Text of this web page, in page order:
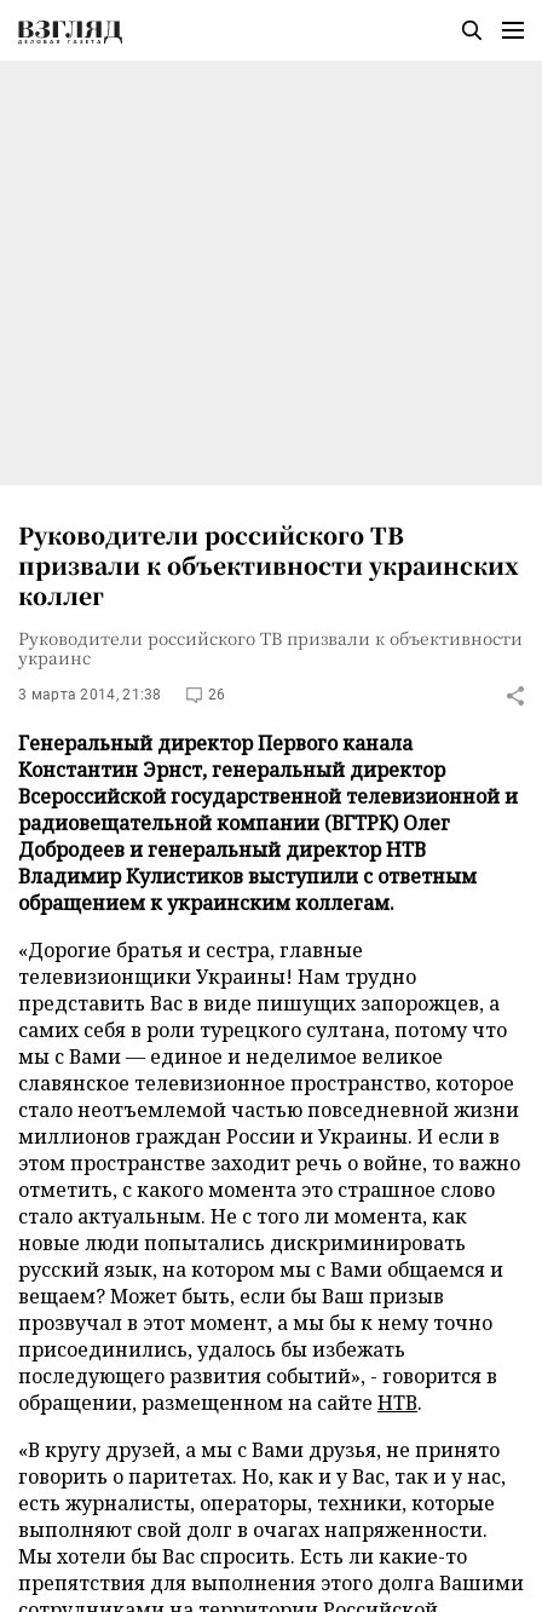
Руководители российского ТВ
призвали к объективности украинских
коллег
Руководители российского ТВ призвали к объективности
украинс
3 марта 2014, 21:38 26
Генеральный директор Первого канала
Константин Эрнст, генеральный директор
Всероссийской государственной телевизионной и
радиовещательной компании (ВГТРК) Олег
Добродеев и генеральный директор НТВ
Владимир Кулистиков выступили с ответным
обращением к украинским коллегам.
«Дорогие братья и сестра, главные
телевизионщики Украины! Нам трудно
представить Вас в виде пишущих запорожцев, а
самих себя в роли турецкого султана, потому что
мы с Вами — единое и неделимое великое
славянское телевизионное пространство, которое
стало неотъемлемой частью повседневной жизни
миллионов граждан России и Украины. И если в
этом пространстве заходит речь о войне, то важно
отметить, с какого момента это страшное слово
стало актуальным. Не с того ли момента, как
новые люди попытались дискриминировать
русский язык, на котором мы с Вами общаемся и
вещаем? Может быть, если бы Ваш призыв
прозвучал в этот момент, а мы бы к нему точно
присоединились, удалось бы избежать
последующего развития событий», - говорится в
обращении, размещенном на сайте НТВ.
«В кругу друзей, а мы с Вами друзья, не принято
говорить о паритетах. Но, как и у Вас, так и у нас,
есть журналисты, операторы, техники, которые
выполняют свой долг в очагах напряженности.
Мы хотели бы Вас спросить. Есть ли какие-то
препятствия для выполнения этого долга Вашими